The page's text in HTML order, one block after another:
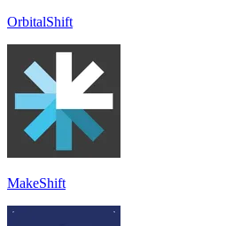
OrbitalShift
MakeShift